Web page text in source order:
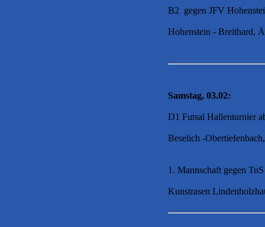
B2 gegen JFV
Hohenstein - Breithard,
Samstag, 03.02:
D1 Futsal Hallenturnier
Beselich -
1. Mannschaft gegen
Kunstrasen